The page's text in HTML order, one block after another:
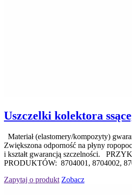
Uszczelki kolektora
Materiał (elastomery/kompozyty)
Zwiększona odporność na płyny
i kształt gwarancją szczelności.
PRODUKTÓW: 8704001, 8704002,
Zapytaj o produkt Zobacz